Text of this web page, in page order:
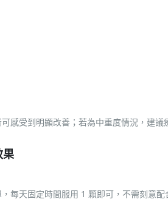
感受到明顯改善；若為中重度情況，建
果
每天固定時間服用 1 顆即可，不需刻意